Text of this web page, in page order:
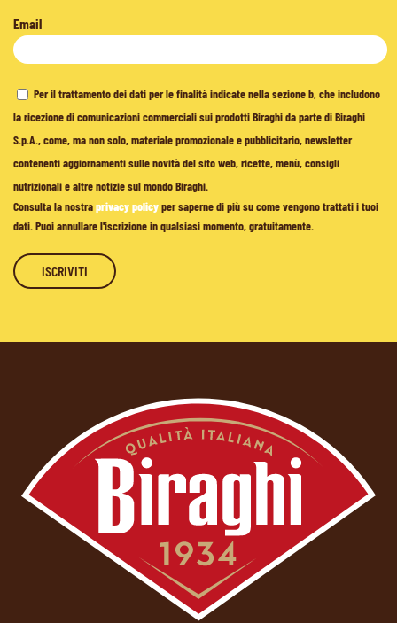
Email
Per il trattamento dei dati per le finalità indicate nella sezione b, che includono
la ricezione di comunicazioni commerciali sui prodotti Biraghi da parte di Biraghi
S.p.A., come, ma non solo, materiale promozionale e pubblicitario, newsletter
contenenti aggiornamenti sulle novità del sito web, ricette, menù, consigli
nutrizionali e altre notizie sul mondo Biraghi.
Consulta la nostraprivacy policyper saperne di più su come vengono trattati i tuoi
dati. Puoi annullare l'iscrizione in qualsiasi momento, gratuitamente.